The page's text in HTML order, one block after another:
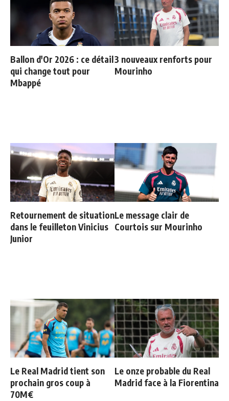
Ballon d'Or 2026 : ce détail
qui change tout pour
Mbappé
3 nouveaux renforts pour
Mourinho
Retournement de situation
dans le feuilleton Vinicius
Junior
Le message clair de
Courtois sur Mourinho
Le Real Madrid tient son
prochain gros coup à
70M€
Le onze probable du Real
Madrid face à la Fiorentina